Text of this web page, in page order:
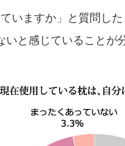
いますか」と質問し
と感じていることが